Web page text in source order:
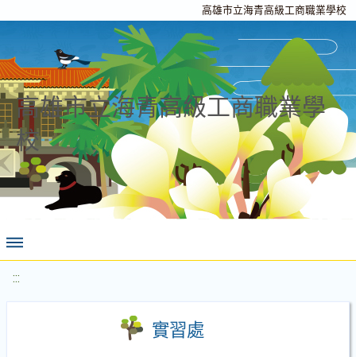
高雄市立海青高級工商職業學校
高雄市立海青高級工商職業學
校
:::
實習處